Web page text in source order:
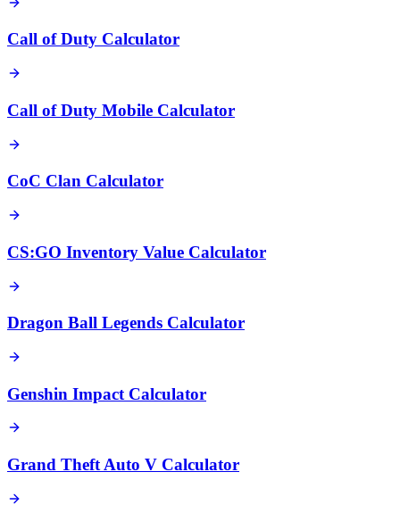
Call of Duty Calculator
Call of Duty Mobile Calculator
CoC Clan Calculator
CS:GO Inventory Value Calculator
Dragon Ball Legends Calculator
Genshin Impact Calculator
Grand Theft Auto V Calculator